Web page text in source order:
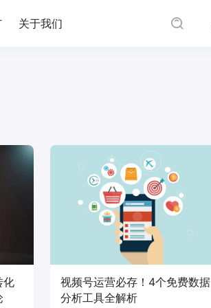
关于我们
化
视频号运营必存！4个免费数据
分析工具全解析